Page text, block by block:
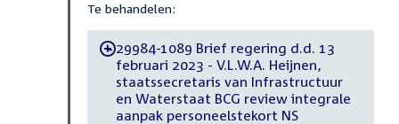
Te behandelen:
-29984-1089 Brief regering d.d. 13
februari 2023 - V.L.W.A. Heijnen,
staatssecretaris van Infrastructuur
en Waterstaat BCG review integrale
aanpak personeelstekort NS